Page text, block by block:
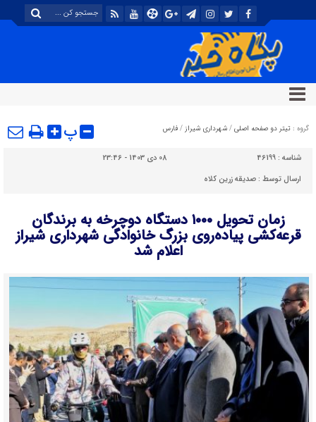
گروه : تیتر دو صفحه اصلی / شهرداری شیراز / فارس پ
شناسه : 46199
08 دی 1403 - 23:46
ارسال توسط : صدیقه زرین کلاه
زمان تحویل ۱۰۰۰ دستگاه دوچرخه به برندگان
قرعه‌کشی پیاده‌روی بزرگ خانوادگی شهرداری شیراز
اعلام شد